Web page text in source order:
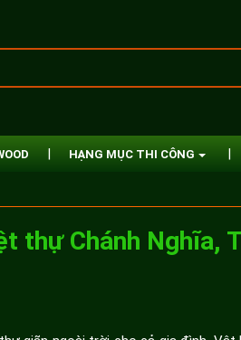
HẠNG MỤC THI CÔNG
thự Chánh Nghĩa,